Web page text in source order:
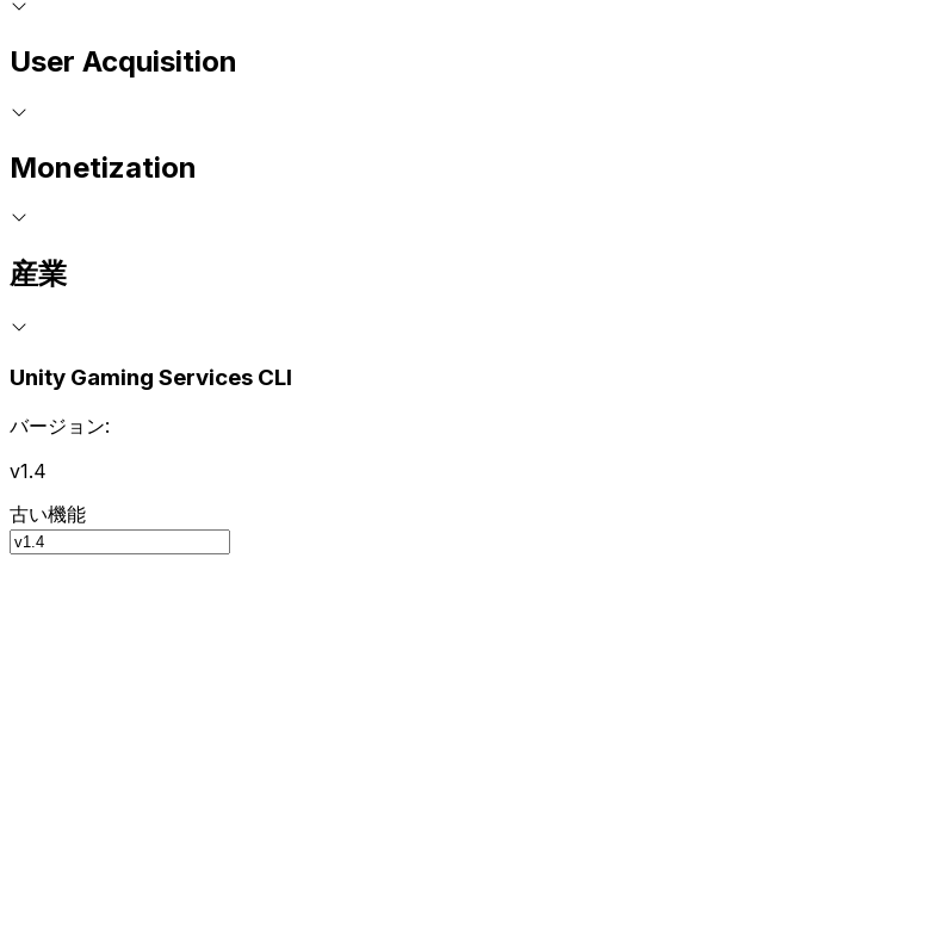
User Acquisition
Monetization
産業
Unity Gaming Services CLI
バージョン:
v1.4
古い機能